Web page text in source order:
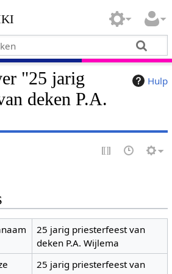
Hulp
"25 jarig
deken P.A.
25 jarig priesterfeest van
deken P.A. Wijlema
25 jarig priesterfeest van